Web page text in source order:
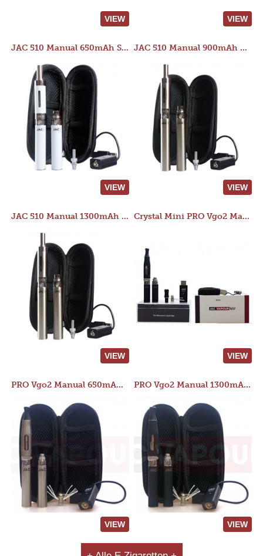
VIEW VIEW
JAC 510 Manual 650mAh Starter Kit
VIEW
JAC 510 Manual 900mAh Starter Kit
VIEW
JAC 510 Manual 1300mAh Starter Kit
VIEW
Crystal Mini PRO Vgo2 Manual 400mAh Kit
VIEW
PRO Vgo2 Manual 650mAh Kit
VIEW
PRO Vgo2 Manual 1300mAh Kit
VIEW